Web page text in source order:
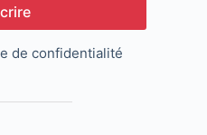
de confidentialité